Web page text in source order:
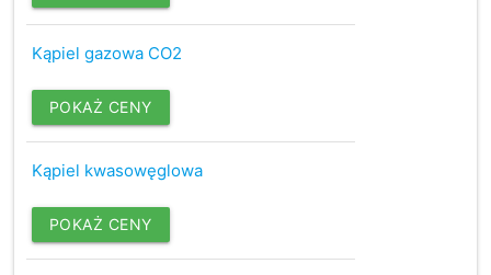
Kąpiel gazowa CO2
POKAŻ CENY
Kąpiel kwasowęglowa
POKAŻ CENY